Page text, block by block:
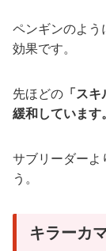
ペンギンのよう
効果です。
先ほどの 「ス
緩和しています
サブリーダーよ
う。
キラーカ